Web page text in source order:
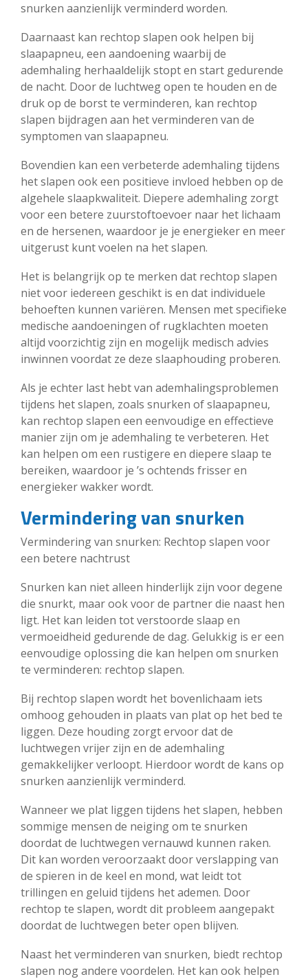
snurken aanzienlijk verminderd worden.
Daarnaast kan rechtop slapen ook helpen bij
slaapapneu, een aandoening waarbij de
ademhaling herhaaldelijk stopt en start gedurende
de nacht. Door de luchtweg open te houden en de
druk op de borst te verminderen, kan rechtop
slapen bijdragen aan het verminderen van de
symptomen van slaapapneu.
Bovendien kan een verbeterde ademhaling tijdens
het slapen ook een positieve invloed hebben op de
algehele slaapkwaliteit. Diepere ademhaling zorgt
voor een betere zuurstoftoevoer naar het lichaam
en de hersenen, waardoor je je energieker en meer
uitgerust kunt voelen na het slapen.
Het is belangrijk op te merken dat rechtop slapen
niet voor iedereen geschikt is en dat individuele
behoeften kunnen variëren. Mensen met specifieke
medische aandoeningen of rugklachten moeten
altijd voorzichtig zijn en mogelijk medisch advies
inwinnen voordat ze deze slaaphouding proberen.
Als je echter last hebt van ademhalingsproblemen
tijdens het slapen, zoals snurken of slaapapneu,
kan rechtop slapen een eenvoudige en effectieve
manier zijn om je ademhaling te verbeteren. Het
kan helpen om een rustigere en diepere slaap te
bereiken, waardoor je ’s ochtends frisser en
energieker wakker wordt.
Vermindering van snurken
Vermindering van snurken: Rechtop slapen voor
een betere nachtrust
Snurken kan niet alleen hinderlijk zijn voor degene
die snurkt, maar ook voor de partner die naast hen
ligt. Het kan leiden tot verstoorde slaap en
vermoeidheid gedurende de dag. Gelukkig is er een
eenvoudige oplossing die kan helpen om snurken
te verminderen: rechtop slapen.
Bij rechtop slapen wordt het bovenlichaam iets
omhoog gehouden in plaats van plat op het bed te
liggen. Deze houding zorgt ervoor dat de
luchtwegen vrijer zijn en de ademhaling
gemakkelijker verloopt. Hierdoor wordt de kans op
snurken aanzienlijk verminderd.
Wanneer we plat liggen tijdens het slapen, hebben
sommige mensen de neiging om te snurken
doordat de luchtwegen vernauwd kunnen raken.
Dit kan worden veroorzaakt door verslapping van
de spieren in de keel en mond, wat leidt tot
trillingen en geluid tijdens het ademen. Door
rechtop te slapen, wordt dit probleem aangepakt
doordat de luchtwegen beter open blijven.
Naast het verminderen van snurken, biedt rechtop
slapen nog andere voordelen. Het kan ook helpen